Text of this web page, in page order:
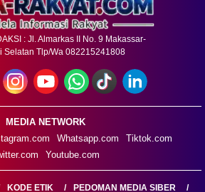
: Jl. Almarkas II No. 9 Makassar-
Selatan Tlp/Wa 082215241808
MEDIA NETWORK
Whatsapp.com
Tiktok.com
Youtube.com
KODE ETIK PEDOMAN MEDIA SIBER